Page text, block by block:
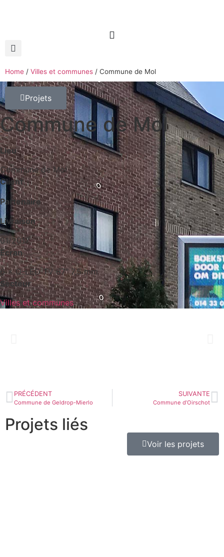
Home / Villes et communes / Commune de Mol
Projets
Commune de Mol
Lieu
Commune de Mol
Client
Partenaire
Livraison
01/2017
Ecran
6 × Q-LED TV 87″ 7,5 mm
Secteur
Villes et communes
PRÉCÉDENT
Commune de Geldrop-Mierlo
SUIVANTE
Commune d’Oirschot
Projets liés
Voir les projets